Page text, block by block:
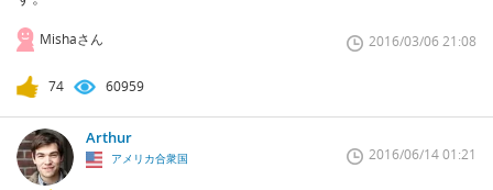
Mishaさん 2016/03/06 21:08
74 60959
Arthur
アメリカ合衆国 2016/06/14 01:21